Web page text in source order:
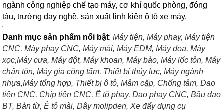
ngành công nghiệp chế tạo máy, cơ khí quốc phòng, đóng
tàu, trường dạy nghề, sản xuất linh kiện ô tô xe máy.
Danh mục sản phẩm nổi bật: Máy tiện, Máy phay, Máy tiện
CNC, Máy phay CNC, Máy mài, Máy EDM, Máy doa, Máy
xọc,Máy cưa, Máy đột, Máy khoan, Máy bào, Máy lốc tôn, Máy
chấn tôn, Máy gia công tấm, Thiết bị thủy lực, Máy ngành
nhựa,Máy tổng hợp, Thiết bị ô tô, Mâm cặp, Chống tâm, Dao
tiện CNC, Chíp tiện CNC, Ê tô phay, Dao phay CNC, Bầu dao
BT, Bàn từ, Ê tô mài, Dây molipden, Xe đẩy dụng cụ